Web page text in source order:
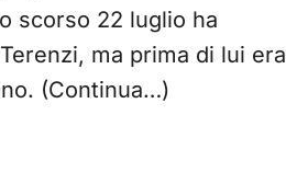
scorso 22 luglio ha
ma prima di lui era
(Continua…)